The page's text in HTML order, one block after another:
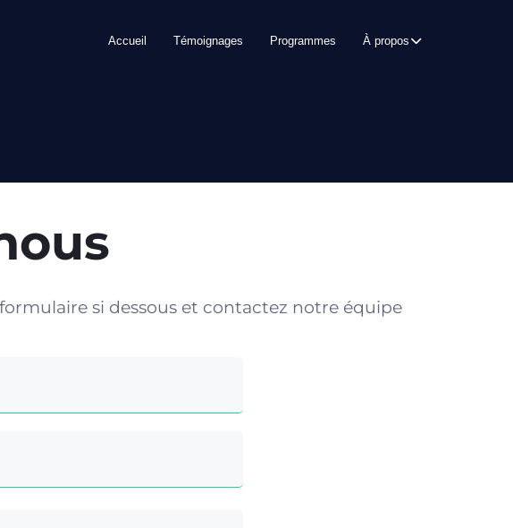
Accueil Témoignages Programmes À propos
si dessous et contactez notre équipe